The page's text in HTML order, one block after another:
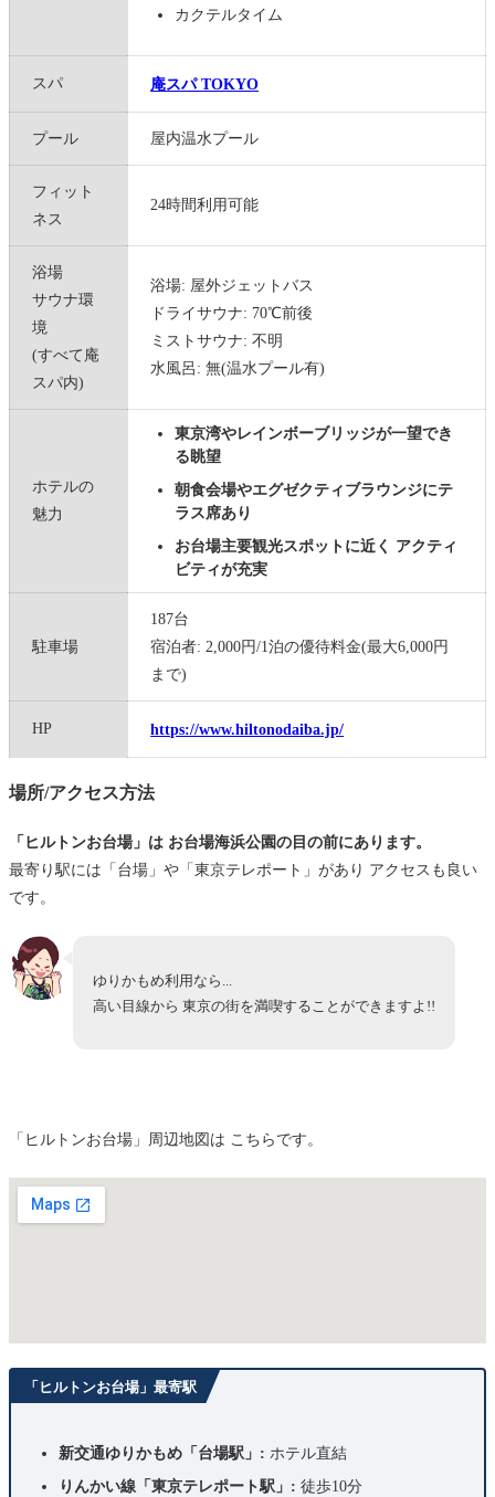
カクテルタイム
スパ 庵スパ TOKYO
プール 屋内温水プール
フィット
ネス
24時間利用可能
浴場
サウナ環
境
(すべて庵
スパ内)
浴場: 屋外ジェットバス
ドライサウナ: 70℃前後
ミストサウナ: 不明
水風呂: 無(温水プール有)
ホテルの
魅力
東京湾やレインボーブリッジが一望でき
る眺望
朝食会場やエグゼクティブラウンジにテ
ラス席あり
お台場主要観光スポットに近く アクティ
ビティが充実
駐車場
187台
宿泊者: 2,000円/1泊の優待料金(最大6,000円
まで)
HP https://www.hiltonodaiba.jp/
場所/アクセス方法
「ヒルトンお台場」は お台場海浜公園の目の前にあります。
最寄り駅には「台場」や「東京テレポート」があり アクセスも良い
です。
ゆりかもめ利用なら...
高い目線から 東京の街を満喫することができますよ!!
「ヒルトンお台場」周辺地図は こちらです。
「ヒルトンお台場」最寄駅
新交通ゆりかもめ「台場駅」: ホテル直結
りんかい線「東京テレポート駅」: 徒歩10分